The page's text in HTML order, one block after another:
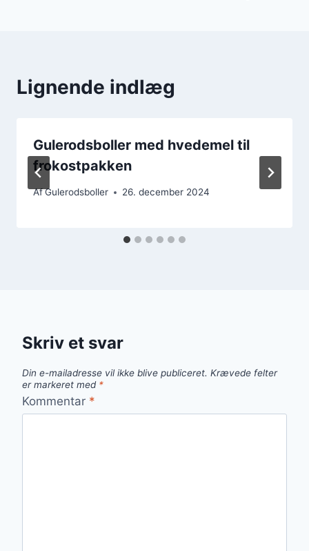
Lignende indlæg
Gulerodsboller med hvedemel til
frokostpakken
AfGulerodsboller 26. december 2024
Skriv et svar
Din e-mailadresse vil ikke blive publiceret. Krævede felter
er markeret med *
Kommentar *